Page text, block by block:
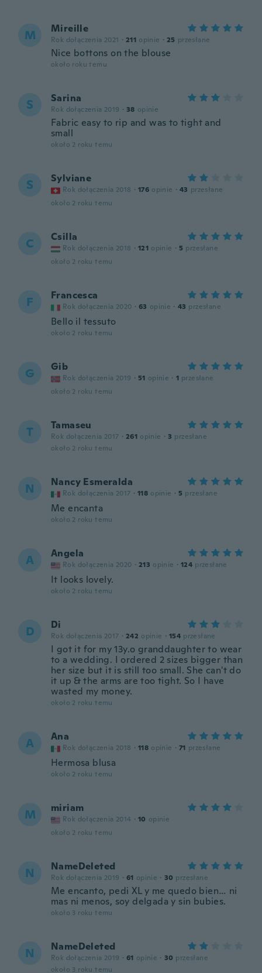
M Mireille
Rok dołączenia 2021 · 211 opinie · 25 przesłane
Nice bottons on the blouse
około roku temu
S Sarina
Rok dołączenia 2019 · 38 opinie
Fabric easy to rip and was to tight and
small
około 2 roku temu
S Sylviane
Rok dołączenia 2018 · 176 opinie · 43 przesłane
około 2 roku temu
C Csilla
Rok dołączenia 2018 · 121 opinie · 5 przesłane
około 2 roku temu
F Francesca
Rok dołączenia 2020 · 63 opinie · 43 przesłane
Bello il tessuto
około 2 roku temu
G Gib
Rok dołączenia 2019 · 51 opinie · 1 przesłane
około 2 roku temu
T Tamaseu
Rok dołączenia 2017 · 261 opinie · 3 przesłane
około 2 roku temu
N Nancy Esmeralda
Rok dołączenia 2017 · 118 opinie · 5 przesłane
Me encanta
około 2 roku temu
A Angela
Rok dołączenia 2020 · 213 opinie · 124 przesłane
It looks lovely.
około 2 roku temu
D Di
Rok dołączenia 2017 · 242 opinie · 154 przesłane
I got it for my 13y.o granddaughter to wear
to a wedding. I ordered 2 sizes bigger than
her size but it is still too small. She can't do
it up & the arms are too tight. So I have
wasted my money.
około 2 roku temu
A Ana
Rok dołączenia 2018 · 118 opinie · 71 przesłane
Hermosa blusa
około 2 roku temu
M miriam
Rok dołączenia 2014 · 10 opinie
około 2 roku temu
N NameDeleted
Rok dołączenia 2019 · 61 opinie · 30 przesłane
Me encanto, pedi XL y me quedo bien… ni
mas ni menos, soy delgada y sin bubies.
około 3 roku temu
N NameDeleted
Rok dołączenia 2019 · 61 opinie · 30 przesłane
około 3 roku temu